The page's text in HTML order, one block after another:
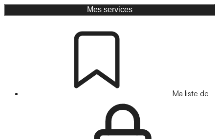
Mes services
Ma liste de